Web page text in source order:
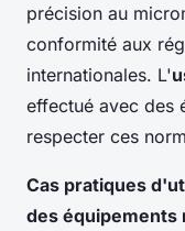
précision au
conformité aux
internationales. L'
effectué avec des
respecter ces
Cas pratiques
des équipements